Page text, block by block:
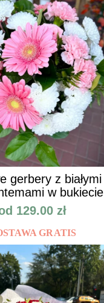
gerbery z białymi
w bukiecie
129.00 zł
GRATIS